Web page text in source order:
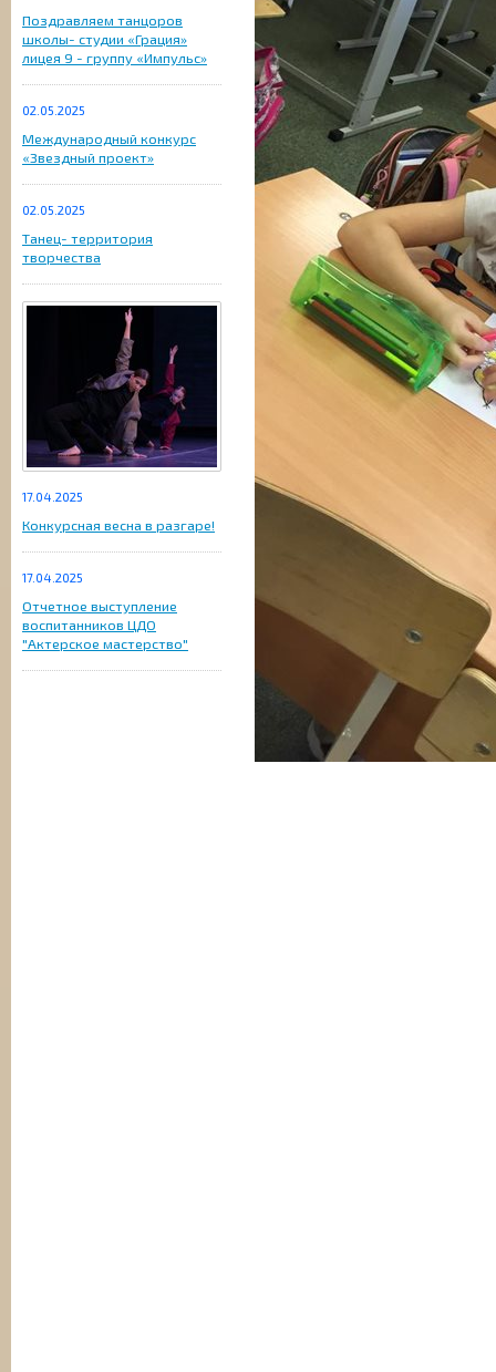
Поздравляем танцоров
школы- студии «Грация»
лицея 9 - группу «Импульс»
02.05.2025
Международный конкурс
«Звездный проект»
02.05.2025
Танец- территория
творчества
17.04.2025
Конкурсная весна в разгаре!
17.04.2025
Отчетное выступление
воспитанников ЦДО
"Актерское мастерство"